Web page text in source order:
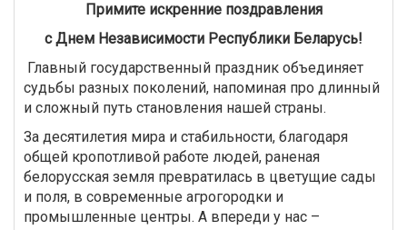
Примите искренние поздравления
с Днем Независимости Республики Беларусь!
Главный государственный праздник объединяет
судьбы разных поколений, напоминая про длинный
и сложный путь становления нашей страны.
За десятилетия мира и стабильности, благодаря
общей кропотливой работе людей, раненая
белорусская земля превратилась в цветущие сады
и поля, в современные агрогородки и
промышленные центры. А впереди у нас –